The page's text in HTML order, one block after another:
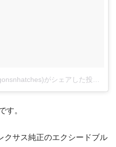
す。
クサス純正のエクシードブル